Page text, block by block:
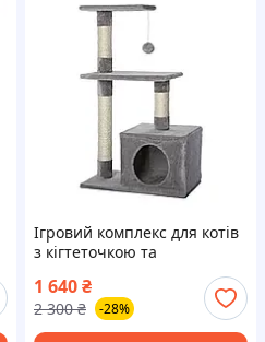
Ігровий комплекс для котів
з кігтеточкою та
grey)
1 640₴
2 300 ₴ -28%